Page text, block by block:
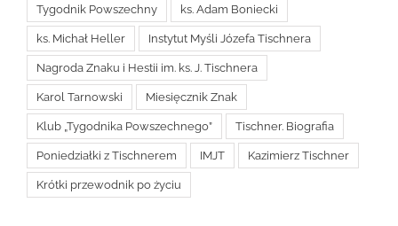
Tygodnik Powszechny ks. Adam Boniecki
ks. Michał Heller Instytut Myśli Józefa Tischnera
Nagroda Znaku i Hestii im. ks. J. Tischnera
Karol Tarnowski Miesięcznik Znak
Klub „Tygodnika Powszechnego” Tischner. Biografia
Poniedziałki z Tischnerem IMJT Kazimierz Tischner
Krótki przewodnik po życiu